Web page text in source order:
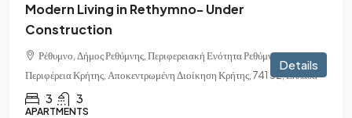
Modern Living in Rethymno- Under
Construction
Ρέθυμνο, Δήμος Ρεθύμνης, Περιφερειακή Ενότητα Ρεθύμνης,
Περιφέρεια Κρήτης, Αποκεντρωμένη Διοίκηση Κρήτης, 741 32, Ελλάδα
3 3
APARTMENTS
Details